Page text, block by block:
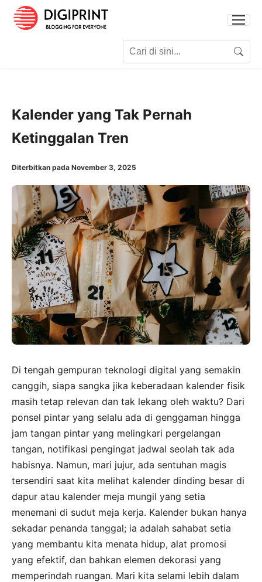
Search
Kalender yang Tak Pernah
Ketinggalan Tren
Diterbitkan pada November 3, 2025
Di tengah gempuran teknologi digital yang semakin
canggih, siapa sangka jika keberadaan kalender fisik
masih tetap relevan dan tak lekang oleh waktu? Dari
ponsel pintar yang selalu ada di genggaman hingga
jam tangan pintar yang melingkari pergelangan
tangan, notifikasi pengingat jadwal seolah tak ada
habisnya. Namun, mari jujur, ada sentuhan magis
tersendiri saat kita melihat kalender dinding besar di
dapur atau kalender meja mungil yang setia
menemani di sudut meja kerja. Kalender bukan hanya
sekadar penanda tanggal; ia adalah sahabat setia
yang membantu kita menata hidup, alat promosi
yang efektif, dan bahkan elemen dekorasi yang
memperindah ruangan. Mari kita selami lebih dalam